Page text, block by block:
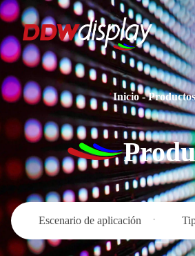
Inicio-Productos
Escenario de aplicación